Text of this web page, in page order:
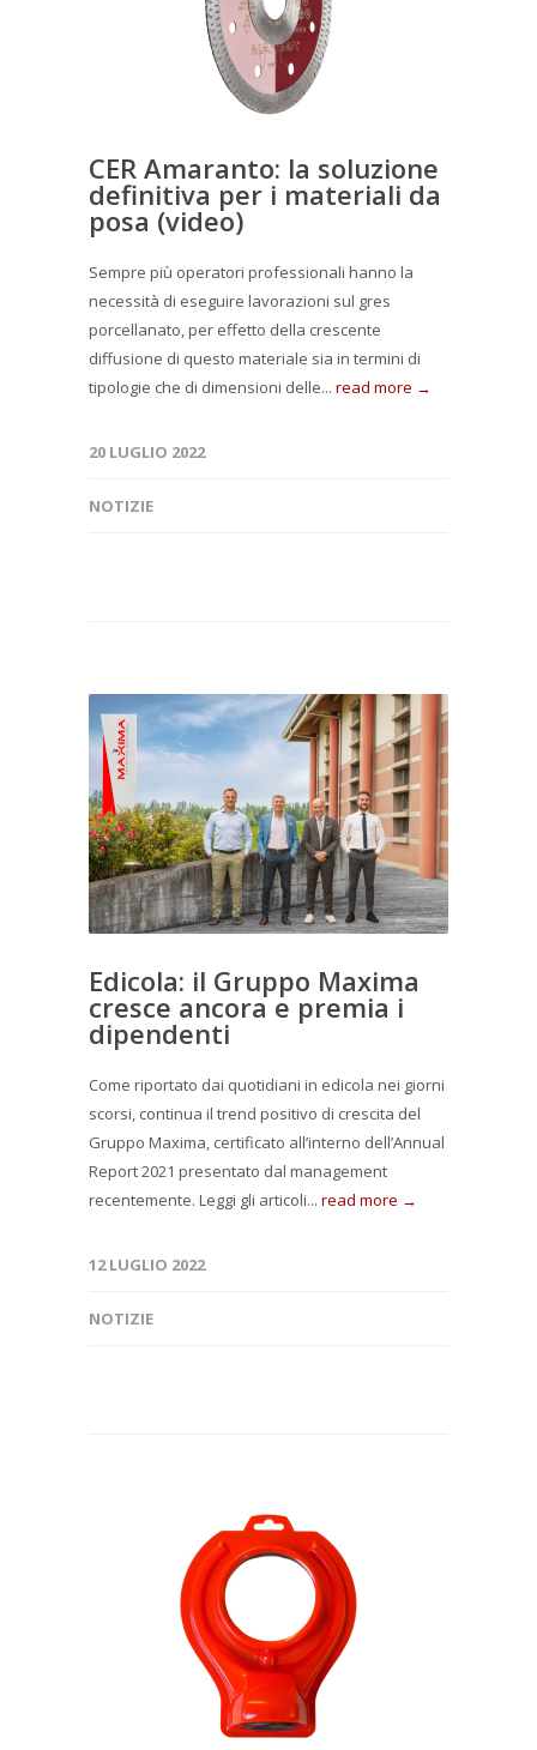
CER Amaranto: la soluzione
definitiva per i materiali da
posa (video)
Sempre più operatori professionali hanno la
necessità di eseguire lavorazioni sul gres
porcellanato, per effetto della crescente
diffusione di questo materiale sia in termini di
tipologie che di dimensioni delle... read more →
20 LUGLIO 2022
NOTIZIE
Edicola: il Gruppo Maxima
cresce ancora e premia i
dipendenti
Come riportato dai quotidiani in edicola nei giorni
scorsi, continua il trend positivo di crescita del
Gruppo Maxima, certificato all’interno dell’Annual
Report 2021 presentato dal management
recentemente. Leggi gli articoli... read more →
12 LUGLIO 2022
NOTIZIE